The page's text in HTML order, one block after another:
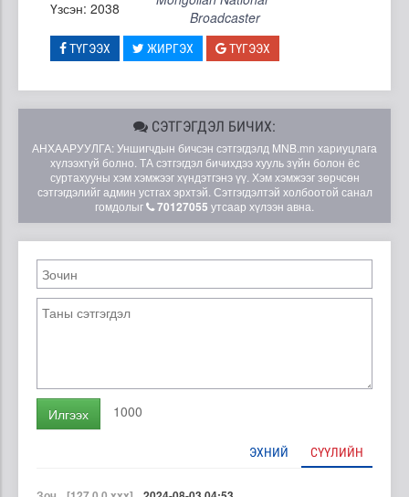
Үзсэн: 2038
Broadcaster
ТҮГЭЭХ ЖИРГЭХ ТҮГЭЭХ
СЭТГЭГДЭЛ БИЧИХ:
АНХААРУУЛГА: Уншигчдын бичсэн сэтгэгдэлд MNB.mn хариуцлага
хүлээхгүй болно. ТА сэтгэгдэл бичихдээ хууль зүйн болон ёс
суртахууны хэм хэмжээг хүндэтгэнэ үү. Хэм хэмжээг зөрчсөн
сэтгэгдэлийг админ устгах эрхтэй. Сэтгэгдэлтэй холбоотой санал
гомдолыг
70127055 утсаар хүлээн авна.
Илгээх 1000
ЭХНИЙ СҮҮЛИЙН